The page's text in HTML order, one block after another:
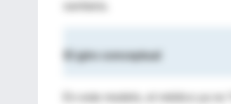
El giro conceptual
En este modelo, el médico ya no